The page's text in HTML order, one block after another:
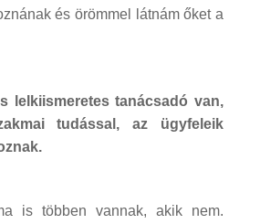
és örömmel látnám őket a
lelkiismeretes tanácsadó van,
tudással, az ügyfeleik
is többen vannak, akik nem.